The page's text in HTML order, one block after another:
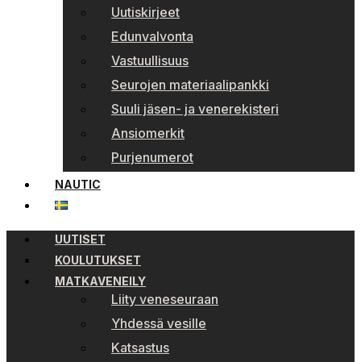
Uutiskirjeet
Edunvalvonta
Vastuullisuus
Seurojen materiaalipankki
Suuli jäsen- ja venerekisteri
Ansiomerkit
Purjenumerot
NAUTIC
UUTISET
KOULUTUKSET
MATKAVENEILY
Liity veneseuraan
Yhdessä vesille
Katsastus